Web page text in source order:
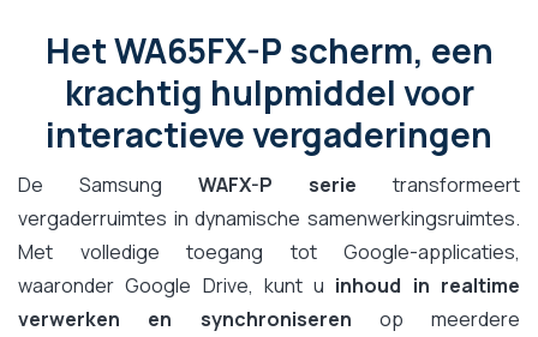
Het WA65FX-P scherm, een
krachtig hulpmiddel voor
interactieve vergaderingen
De Samsung WAFX-P serie transformeert
vergaderruimtes in dynamische samenwerkingsruimtes.
Met volledige toegang tot Google-applicaties,
waaronder Google Drive, kunt u inhoud in realtime
verwerken en synchroniseren op meerdere